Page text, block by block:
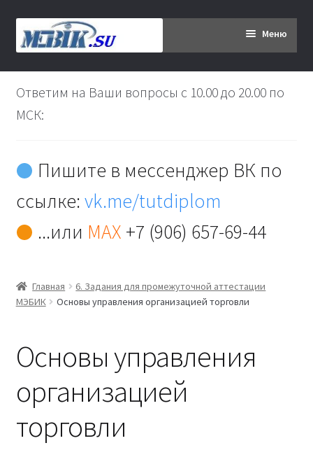
Перейти
к
Перейти
к
Меню
Главная
Дипломникам
Контакты
Оферта
Политика конфиденциальности
Студентам
Ответим на Ваши вопросы с 10.00 до 20.00 по
МСК:
Пишите в мессенджер ВК по
ссылке:vk.me/tutdiplom
...или MAX +7 (906) 657-69-44
Главная
6. Задания для промежуточной аттестации
МЭБИК
Основы управления организацией торговли
Основы управления
организацией
торговли